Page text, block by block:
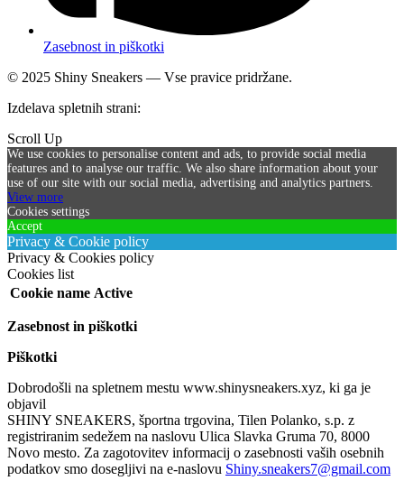
Zasebnost in piškotki
© 2025 Shiny Sneakers — Vse pravice pridržane.
Izdelava spletnih strani:
Scroll Up
We use cookies to personalise content and ads, to provide social media
features and to analyse our traffic. We also share information about your
use of our site with our social media, advertising and analytics partners.
View more
Cookies settings
Accept
Privacy & Cookie policy
Privacy & Cookies policy
Cookies list
Cookie name Active
Zasebnost in piškotki
Piškotki
Dobrodošli na spletnem mestu www.shinysneakers.xyz, ki ga je
objavil
SHINY SNEAKERS, športna trgovina, Tilen Polanko, s.p. z
registriranim sedežem na naslovu Ulica Slavka Gruma 70, 8000
Novo mesto. Za zagotovitev informacij o zasebnosti vaših osebnih
podatkov smo dosegljivi na e-naslovu Shiny.sneakers7@gmail.com